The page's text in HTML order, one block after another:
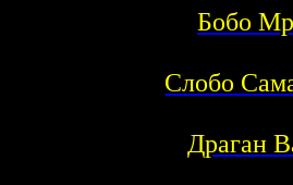
Бобо
Слобо
Драган